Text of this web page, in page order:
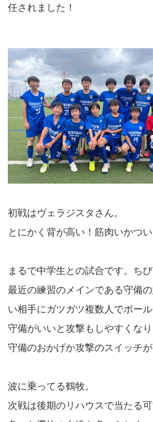
任されました！
初戦はヴェラジスタさん。
とにかく背が高い！筋肉いかつ
まるで中学生との試合です。ち
最近の練習のメインである守備
い相手にガツガツ複数人でボー
守備がいいと攻撃もしやすくなり
守備のおかげか攻撃のスイッチ
波に乗ってる鶴牧。
次戦は後期のリハウスで当たる